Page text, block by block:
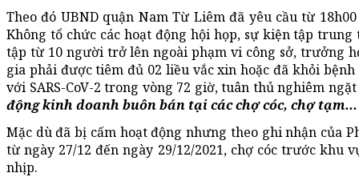
Theo đó UBND quận Nam Từ Liêm đã yêu cầu từ
Không tổ chức các hoạt động hội họp, sự kiện tập
tập từ 10 người trở lên ngoài phạm vi công sở, trưởng
gia phải được tiêm đủ 02 liều vắc xin hoặc đã khỏi
với SARS-CoV-2 trong vòng 72 giờ, tuân thủ nghiêm
động kinh doanh buôn bán tại các chợ cóc, chợ tạm...
Mặc dù đã bị cấm hoạt động nhưng theo ghi nhận của
từ ngày 27/12 đến ngày 29/12/2021, chợ cóc trước khu
nhịp.